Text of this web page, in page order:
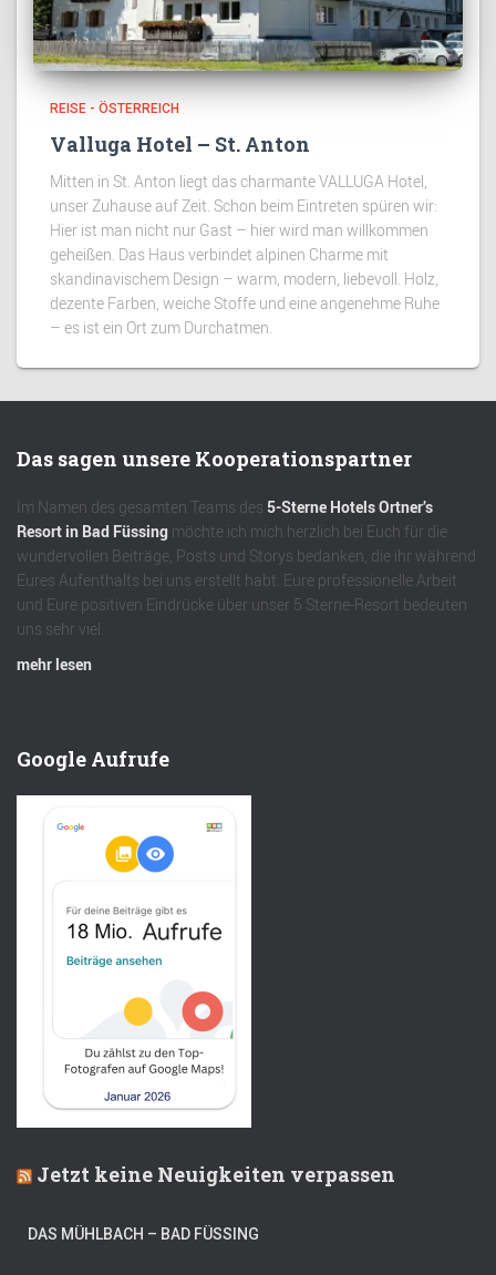
REISE - ÖSTERREICH
Valluga Hotel – St. Anton
Mitten in St. Anton liegt das charmante VALLUGA Hotel,
unser Zuhause auf Zeit. Schon beim Eintreten spüren wir:
Hier ist man nicht nur Gast – hier wird man willkommen
geheißen. Das Haus verbindet alpinen Charme mit
skandinavischem Design – warm, modern, liebevoll. Holz,
dezente Farben, weiche Stoffe und eine angenehme Ruhe
– es ist ein Ort zum Durchatmen.
Das sagen unsere Kooperationspartner
Im Namen des gesamten Teams des 5-Sterne Hotels Ortner’s
Resort in Bad Füssing möchte ich mich herzlich bei Euch für die
wundervollen Beiträge, Posts und Storys bedanken, die ihr während
Eures Aufenthalts bei uns erstellt habt. Eure professionelle Arbeit
und Eure positiven Eindrücke über unser 5 Sterne-Resort bedeuten
uns sehr viel.
mehr lesen
Google Aufrufe
Jetzt keine Neuigkeiten verpassen
DAS MÜHLBACH – BAD FÜSSING